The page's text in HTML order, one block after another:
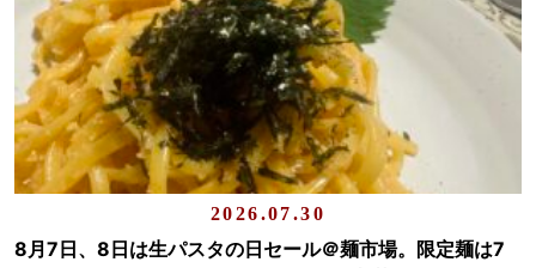
2026.07.30
8月7日、8日は生パスタの日セール＠麺市場。限定麺は7